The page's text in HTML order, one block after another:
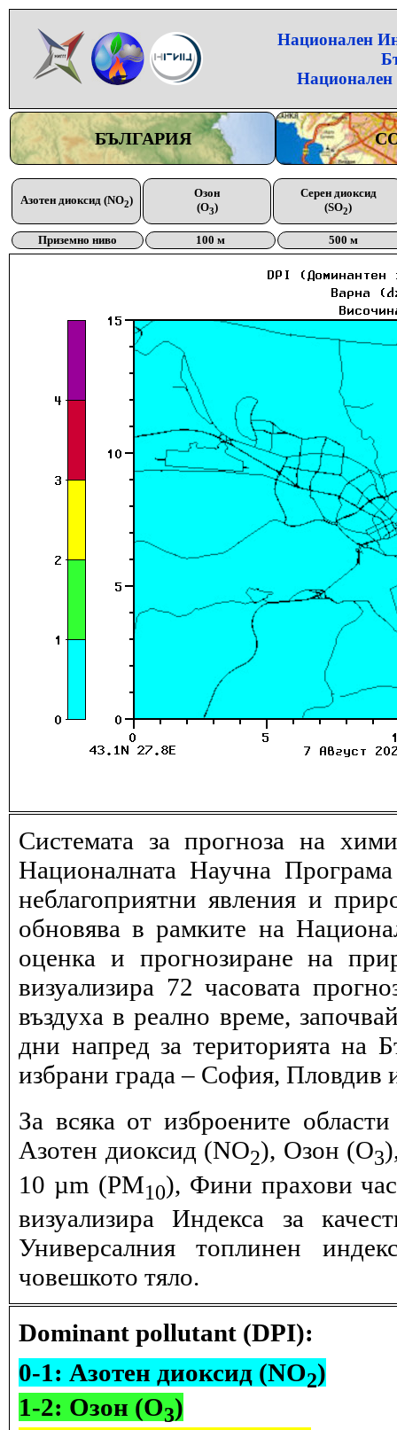
Национален
Национален
БЪЛГАРИЯ
Азотен диоксид (NO2)
Озон
(O3)
Серен диоксид
(SO2)
Приземно ниво 100 м 500 м
Системата за прогноза на
Националната Научна
неблагоприятни явления и
обновява в рамките на
оценка и прогнозиране на
визуализира 72 часовата
въздуха в реално време,
дни напред за територията на
избрани града – София, Пловдив
За всяка от изброените
Азотен диоксид (NO2), Озон (O3
10 µm (PM10), Фини прахови
визуализира Индекса за
Универсалния топлинен
човешкото тяло.
Dominant pollutant (DPI):
0-1: Азотен диоксид (NO2)
1-2: Озон (O3)